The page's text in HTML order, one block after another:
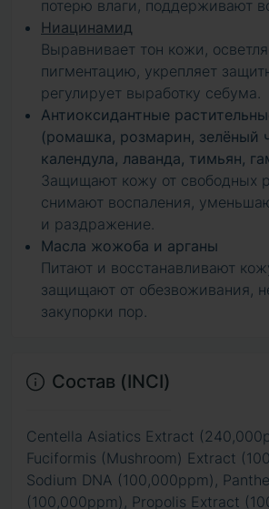
потерю влаги, поддерживают
Ниацинамид
Выравнивает тон кожи,
пигментацию, укрепляет
регулирует выработку себума.
Антиоксидантные
(ромашка, розмарин, зелёный
календула, лаванда, тимьян,
Защищают кожу от свободных
снимают воспаления,
и раздражение.
Масла жожоба и арганы
Питают и восстанавливают
защищают от обезвоживания,
закупорки пор.
Состав (INCI)
Centella Asiatics Extract
Fuciformis (Mushroom) Extract
Sodium DNA (100,000ppm),
(100,000ppm), Propolis Extract